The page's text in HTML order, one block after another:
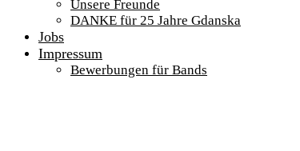
Unsere Freunde
DANKE für 25 Jahre Gdanska
Jobs
Impressum
Bewerbungen für Bands